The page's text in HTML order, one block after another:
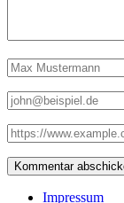
Impressum